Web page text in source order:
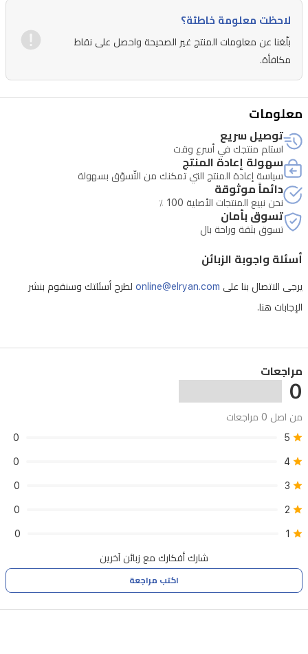
من
العنبر
وأكيغالاوود
والفانيليا
وخشب
الصندل
وأوركيد.
زجاجة
90
مل
توفر
حضوراً
أنيقاً
لسهرات
المساء
لاحظت معلومة خاطئة؟
بلّغنا عن معلومات المنتج غير الصحيحة واحصل على نقاط
مكافأة.
معلومات
توصيل سريع
استلم منتجك في أسرع وقت
سهولة إعادة المنتج
سياسة إعادة المنتج التي تمكنك من التّسوّق بسهولة
دائماً موثوقة
نحن نبيع المنتجات الأصلية 100 ٪
تسوق بأمان
تسوق بثقة وراحة بال
أسئلة واجوبة الزبائن
يرجى الاتصال بنا على online@elryan.com لطرح أسئلتك وسنقوم بنشر
الإجابات هنا.
مراجعات
0
من اصل 0 مراجعات
5
0
4
0
3
0
2
0
1
0
شارك أفكارك مع زبائن آخرين
اكتب مراجعة